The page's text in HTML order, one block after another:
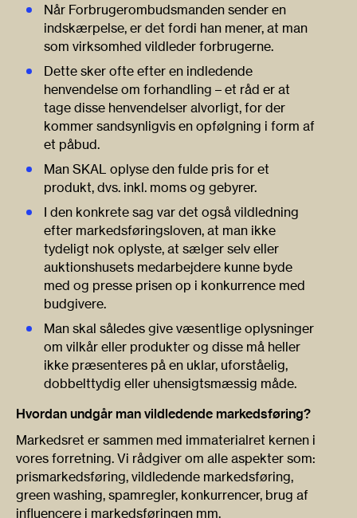
Når Forbrugerombudsmanden sender en
indskærpelse, er det fordi han mener, at man
som virksomhed vildleder forbrugerne.
Dette sker ofte efter en indledende
henvendelse om forhandling – et råd er at
tage disse henvendelser alvorligt, for der
kommer sandsynligvis en opfølgning i form af
et påbud.
Man SKAL oplyse den fulde pris for et
produkt, dvs. inkl. moms og gebyrer.
I den konkrete sag var det også vildledning
efter markedsføringsloven, at man ikke
tydeligt nok oplyste, at sælger selv eller
auktionshusets medarbejdere kunne byde
med og presse prisen op i konkurrence med
budgivere.
Man skal således give væsentlige oplysninger
om vilkår eller produkter og disse må heller
ikke præsenteres på en uklar, uforståelig,
dobbelttydig eller uhensigtsmæssig måde.
Hvordan undgår man vildledende markedsføring?
Markedsret er sammen med immaterialret kernen i
vores forretning. Vi rådgiver om alle aspekter som:
prismarkedsføring, vildledende markedsføring,
green washing, spamregler, konkurrencer, brug af
influencere i markedsføringen mm.